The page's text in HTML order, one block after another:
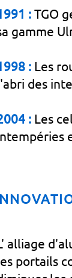
:TGO
gamme
: Les
des
: Les
alliage
portails